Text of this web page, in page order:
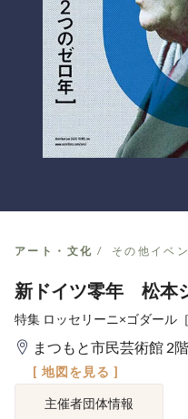
アート・文化 その他イベン
新ドイツ零年 松本
特集 ロッセリーニ×ゴダール
まつもと市民芸術館 2
[ 地図を見る ]
主催者団体情報